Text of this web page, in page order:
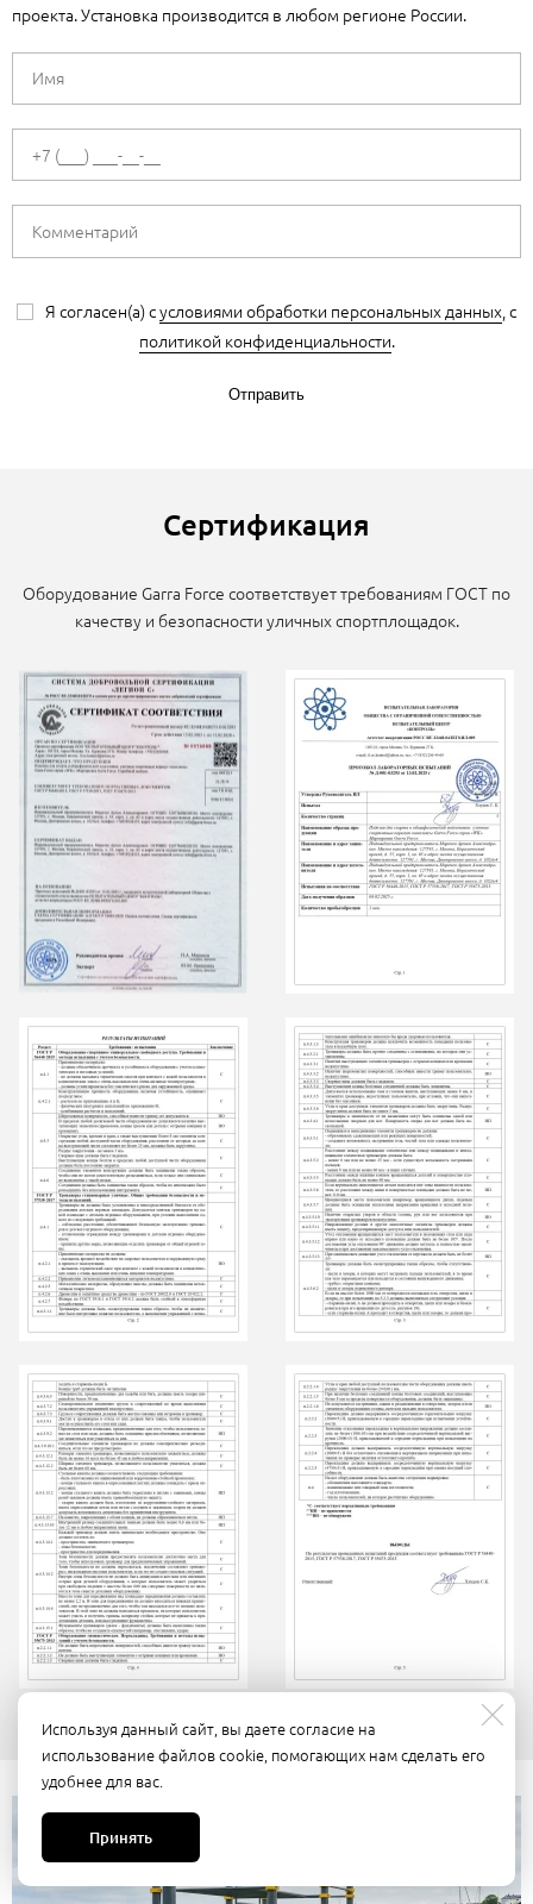
Используя данный сайт, вы даете согласие на
использование файлов cookie, помогающих нам сделать его
удобнее для вас.
Принять
проекта. Установка производится в любом регионе России.
Я согласен(а) сусловиями обработки персональных данных , с
политикой конфиденциальности.
Отправить
Сертификация
Оборудование Garra Force соответствует требованиям ГОСТ по
качеству и безопасности уличных спортплощадок.